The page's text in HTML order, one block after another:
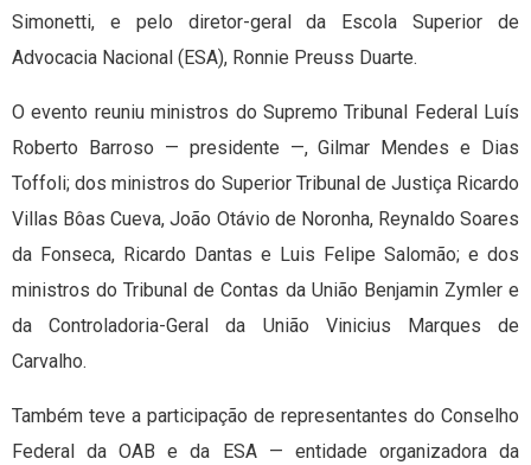
Simonetti, e pelo diretor-geral da Escola Superior de
Advocacia Nacional (ESA), Ronnie Preuss Duarte.
O evento reuniu ministros do Supremo Tribunal Federal Luís
Roberto Barroso — presidente —, Gilmar Mendes e Dias
Toffoli; dos ministros do Superior Tribunal de Justiça Ricardo
Villas Bôas Cueva, João Otávio de Noronha, Reynaldo Soares
da Fonseca, Ricardo Dantas e Luis Felipe Salomão; e dos
ministros do Tribunal de Contas da União Benjamin Zymler e
da Controladoria-Geral da União Vinicius Marques de
Carvalho.
Também teve a participação de representantes do Conselho
Federal da OAB e da ESA — entidade organizadora da